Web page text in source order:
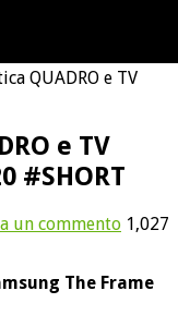
QUADRO e TV
e TV
#SHORT
un commento 1,027
The Frame